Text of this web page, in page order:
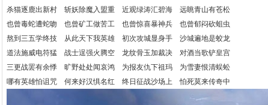
杀猫逐鹿出新村 斩妖除魔入盟重 近观绿涛汇碧海 远眺青山有苍松
也曾毒蛇遭蛇吻 也曾矿工做苦工 也曾惊喜暴神兵 也曾郁闷砍蛆虫
熬到三五学终技 从此天下我英雄 初次攻城显身手 沙城遍地是蛟龙
道法施威电符猛 战士逞强火腾空 龙纹骨玉加裁决 对酒当歌铲皇宫
三更战罢有余悸 旷野处处闻哀鸿 为报友仇下祖玛 为雪妻恨清蜈蚣
哪有英雄怕诅咒 何来好汉惧名红 终日征战沙场上 怕死莫来传奇中